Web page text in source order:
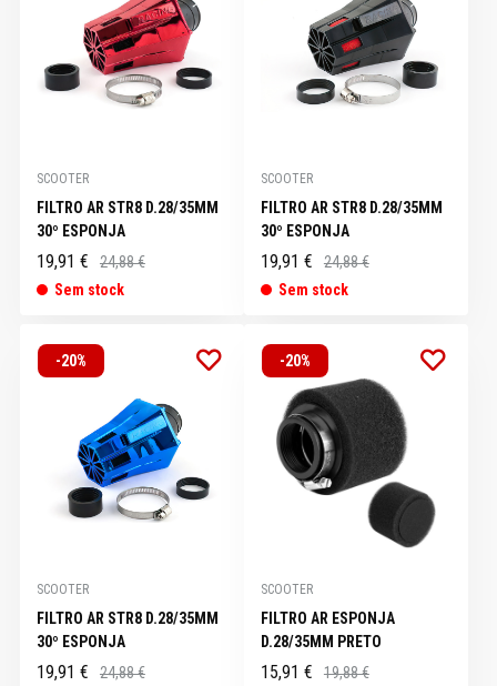
SCOOTER
FILTRO AR STR8 D.28/35MM
30º ESPONJA
19,91 €
24,88 €
Sem stock
SCOOTER
FILTRO AR STR8 D.28/35MM
30º ESPONJA
19,91 €
24,88 €
Sem stock
-20%
SCOOTER
FILTRO AR STR8 D.28/35MM
30º ESPONJA
19,91 €
24,88 €
-20%
SCOOTER
FILTRO AR ESPONJA
D.28/35MM PRETO
15,91 €
19,88 €